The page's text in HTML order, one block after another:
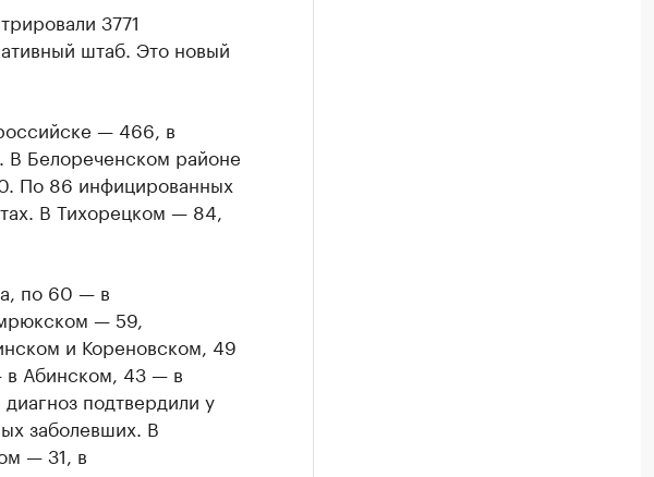
3771
штаб. Это новый
— 466, в
Белореченском районе
По 86 инфицированных
В Тихорецком — 84,
по 60 — в
— 59,
и Кореновском, 49
Абинском, 43 — в
подтвердили у
заболевших. В
— 31, в